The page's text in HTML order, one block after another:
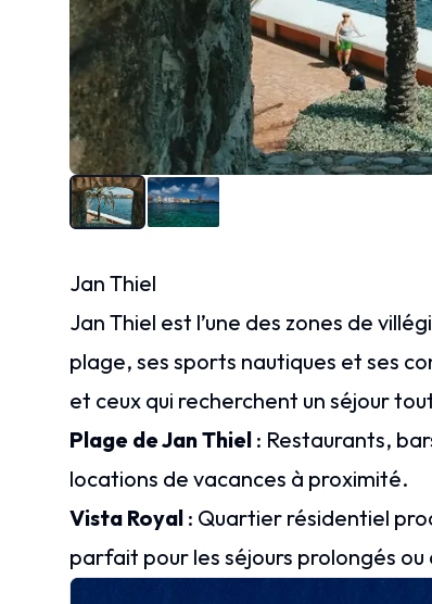
Jan Thiel
Jan Thiel est l’une des zones de
plage, ses sports nautiques et ses
et ceux qui recherchent un séjour
Plage de Jan Thiel : Restaurants,
locations de vacances à proximité.
Vista Royal : Quartier résidentiel
parfait pour les séjours prolongés ou